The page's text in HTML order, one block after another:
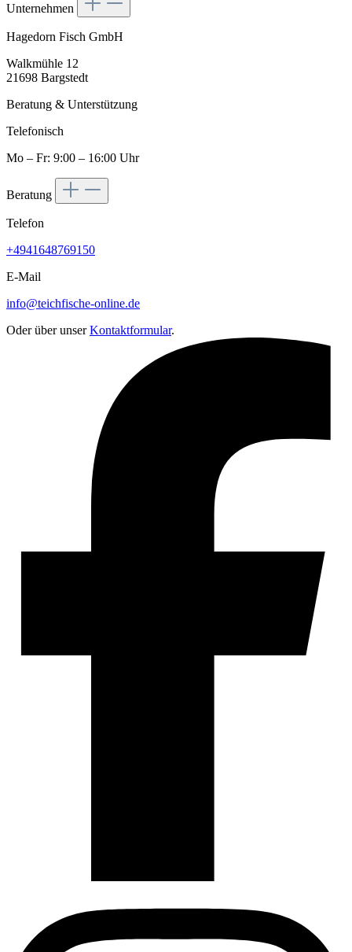
Unternehmen
Hagedorn Fisch GmbH
Walkmühle 12
21698 Bargstedt
Beratung & Unterstützung
Telefonisch
Mo – Fr: 9:00 – 16:00 Uhr
Beratung
Telefon
+4941648769150
E-Mail
info@teichfische-online.de
Oder über unserKontaktformular.